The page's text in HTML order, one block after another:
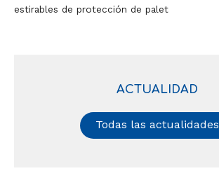
estirables de protección de palet
ACTUALIDAD
Todas las actualidades